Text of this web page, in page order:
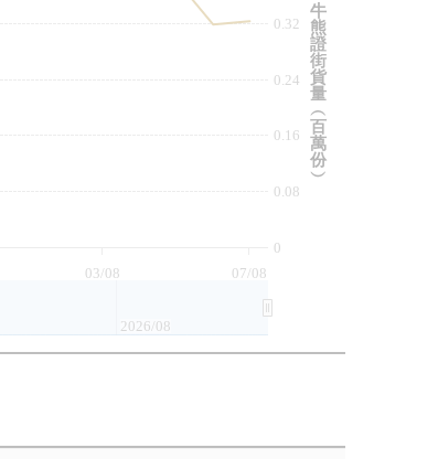
03/08 07/08
0
0.08
0.16
0.24
0.32
2026/08
牛
熊
證
街
貨
量
︵
百
萬
份
︶